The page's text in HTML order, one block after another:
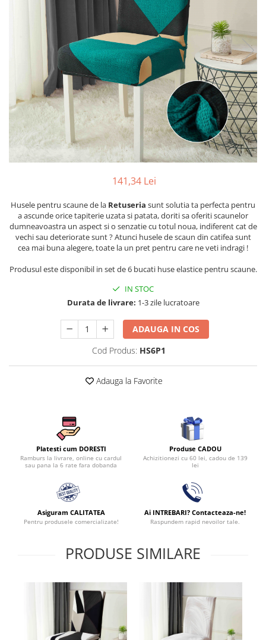
Cearceaf cu elastic
Cearceaf normal
Lenjerii De Pat Creponate
Lenjerii De Pat Bumbac Poplin 2
Lenjerii De Pat Bumbac Poplin,
Matlasate, 2 Persoane
Lenjerii De Pat Bumbac Satinat 2
Persoane
Lenjerii De Pat Volanase
Lenjerii De Pat, Finet Premium 3D,
Lenjerii De Pat Catifea
Lenjerii De Pat Cocolino
Set Lenjerie De Pat Blana
Persoane
Set Lenjerie De Pat, 7 Piese, Cu
Pilota / Cuvertura Inclusa
Lenjerii De Pat Damasc 1 Persoana
Lenjerii De Pat, Imprimeu 3D, 1
Persoana
141,34 Lei
Husele pentru scaune de la Retuseria sunt solutia ta perfecta pentru
a ascunde orice tapiterie uzata si patata, doriti sa oferiti scaunelor
dumneavoastra un aspect si o senzatie cu totul noua, indiferent cat de
vechi sau deteriorate sunt ? Atunci husele de scaun din catifea sunt
cea mai buna alegere, toate la un pret pentru care ne veti indragi !
Produsul este disponibil in set de 6 bucati huse elastice pentru scaune.
IN STOC
Durata de livrare: 1-3 zile lucratoare
ADAUGA IN COS
Cod Produs: HS6P1
Adauga la Favorite
Platesti cum DORESTI
Ramburs la livrare, online cu cardul
sau pana la 6 rate fara dobanda
Produse CADOU
Achizitionezi cu 60 lei, cadou de 139
lei
Asiguram CALITATEA
Pentru produsele comercializate!
Ai INTREBARI? Contacteaza-ne!
Raspundem rapid nevoilor tale.
PRODUSE SIMILARE